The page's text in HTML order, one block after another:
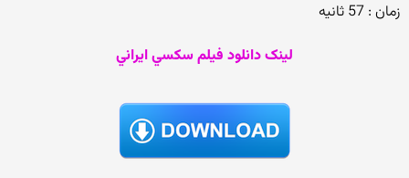
زمان : 57 ثانیه
لينک دانلود فيلم سکسي ايراني